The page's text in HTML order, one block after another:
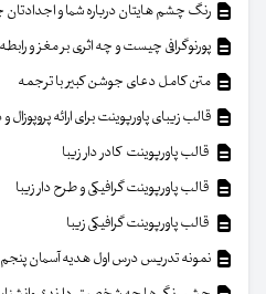
رنگ چشم هایتان درباره شما و
پورنوگرافی چیست و چه اثری بر مغز و
متن کامل دعای جوشن کبیر با ترجمه
قالب زیبای پاورپوینت برای ارائه پروپوزال
قالب پاورپوینت کادر دار زیبا
قالب پاورپوینت گرافیکی و طرح دار زیبا
قالب پاورپوینت گرافیکی زیبا
نمونه تدریس درس اول هدیه آسمان پنجم